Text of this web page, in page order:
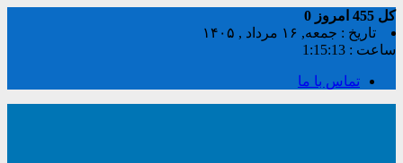
کل امروز 0
تاریخ : جمعه, ۱۶ مرداد , ۱۴۰۵
ساعت : 1:15:13
تماس با ما